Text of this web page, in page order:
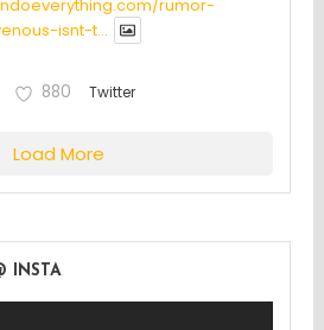
rumor-
isnt-t...
880 Twitter
Load More
INSTA